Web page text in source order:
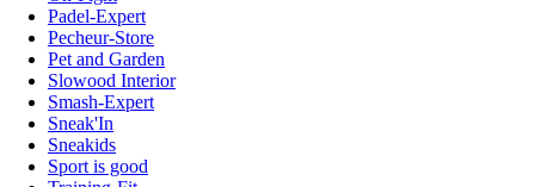
Padel-Expert
Pecheur-Store
Pet and Garden
Slowood Interior
Smash-Expert
Sneak'In
Sneakids
Sport is good